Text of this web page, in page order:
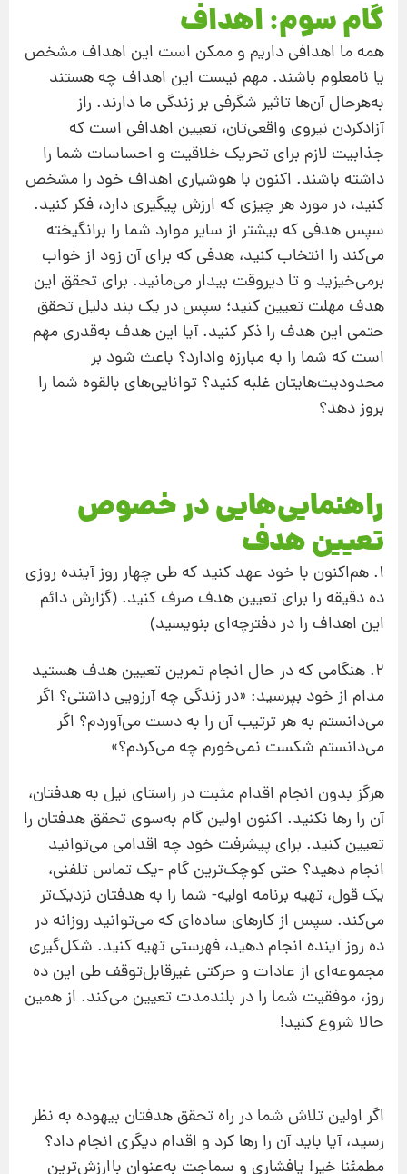
گام سوم: اهداف
همه ما اهدافی داریم و ممکن است این اهداف مشخص
یا نامعلوم باشند. مهم نیست این اهداف چه هستند
به‌هرحال آن‌ها تاثیر شگرفی بر زندگی ما دارند. راز
آزادکردن نیروی واقعی‌تان، تعیین اهدافی است که
جذابیت لازم برای تحریک خلاقیت و احساسات شما را
داشته باشند. اکنون با هوشیاری اهداف خود را مشخص
کنید، در مورد هر چیزی که ارزش پیگیری دارد، فکر کنید.
سپس هدفی که بیشتر از سایر موارد شما را برانگیخته
می‌کند را انتخاب کنید، هدفی که برای آن زود از خواب
برمی‌خیزید و تا دیروقت بیدار می‌مانید. برای تحقق این
هدف مهلت تعیین کنید؛ سپس در یک بند دلیل تحقق
حتمی این هدف را ذکر کنید. آیا این هدف به‌قدری مهم
است که شما را به مبارزه وادارد؟ باعث شود بر
محدودیت‌هایتان غلبه کنید؟ توانایی‌های بالقوه شما را
بروز دهد؟
راهنمایی‌هایی در خصوص
تعیین هدف
1. هم‌اکنون با خود عهد کنید که طی چهار روز آینده روزی
ده دقیقه را برای تعیین هدف صرف کنید. (گزارش دائم
این اهداف را در دفترچه‌ای بنویسید)
2. هنگامی که در حال انجام تمرین تعیین هدف هستید
مدام از خود بپرسید: «در زندگی چه آرزویی داشتی؟ اگر
می‌دانستم به هر ترتیب آن را به دست می‌آوردم؟ اگر
می‌دانستم شکست نمی‌خورم چه می‌کردم؟»
هرگز بدون انجام اقدام مثبت در راستای نیل به هدفتان،
آن را رها نکنید. اکنون اولین گام به‌سوی تحقق هدفتان را
تعیین کنید. برای پیشرفت خود چه اقدامی می‌توانید
انجام دهید؟ حتی کوچک‌ترین گام -یک تماس تلفنی،
‌یک قول، تهیه برنامه اولیه- شما را به هدفتان نزدیک‌تر
می‌کند. سپس از کارهای ساده‌ای که می‌توانید روزانه در
ده روز آینده انجام دهید، فهرستی تهیه کنید. شکل‌گیری
مجموعه‌ای از عادات و حرکتی غیرقابل‌توقف طی این ده
روز، موفقیت شما را در بلندمدت تعیین می‌کند. از همین
حالا شروع کنید!
اگر اولین تلاش شما در راه تحقق هدفتان بیهوده به نظر
رسید، آیا باید آن را رها کرد و اقدام دیگری انجام داد؟
مطمئنا خیر! پافشاری و سماجت به‌عنوان باارزش‌ترین